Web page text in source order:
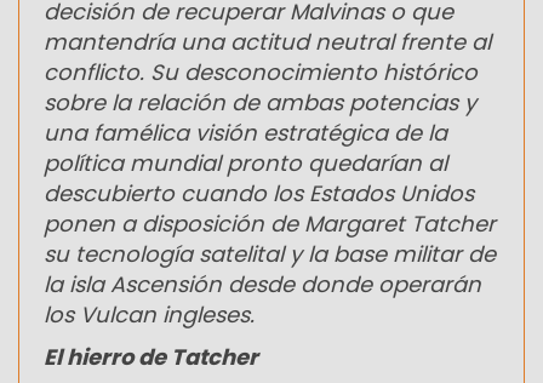
decisión de recuperar Malvinas o que
mantendría una actitud neutral frente al
conflicto. Su desconocimiento histórico
sobre la relación de ambas potencias y
una famélica visión estratégica de la
política mundial pronto quedarían al
descubierto cuando los Estados Unidos
ponen a disposición de Margaret Tatcher
su tecnología satelital y la base militar de
la isla Ascensión desde donde operarán
los Vulcan ingleses.
El hierro de Tatcher